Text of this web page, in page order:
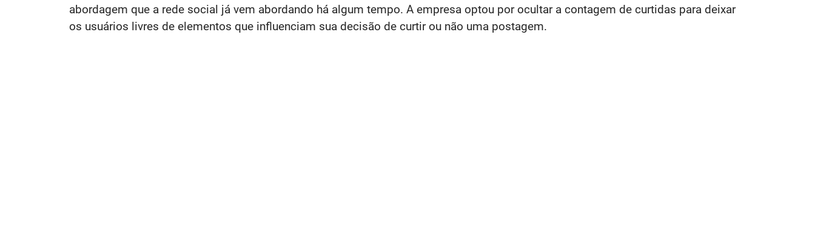
abordagem que a rede social já vem abordando há algum tempo. A empresa optou por ocultar a contagem de curtidas para deixar
os usuários livres de elementos que influenciam sua decisão de curtir ou não uma postagem.